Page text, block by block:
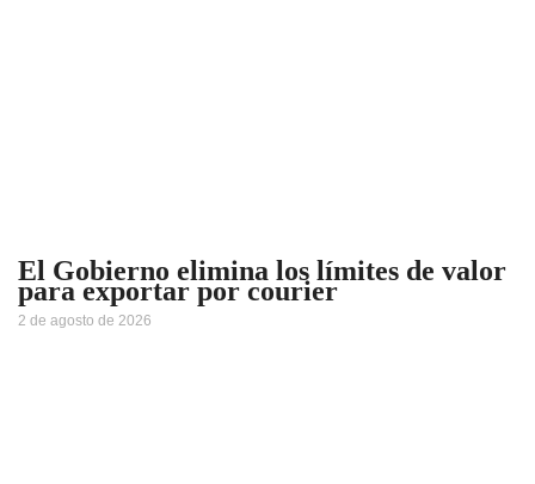
El Gobierno elimina los límites de valor
para exportar por courier
2 de agosto de 2026